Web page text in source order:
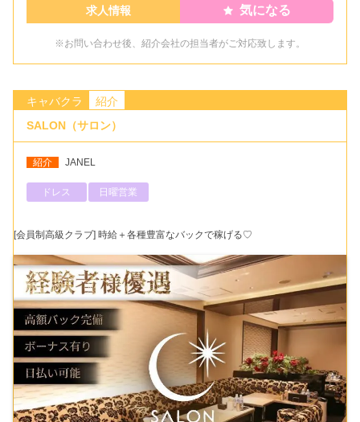
求人情報 気になる
※お問い合わせ後、紹介会社の担当者がご対応致します。
キャバクラ
紹介
SALON（サロン）
紹介 JANEL
ドレス 日曜営業
[会員制高級クラブ] 時給＋各種豊富なバックで稼げる♡